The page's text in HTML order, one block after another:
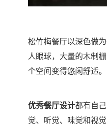
松竹梅餐厅以深色做
人眼球，大量的木制
个空间变得悠闲舒适。
优秀餐厅设计都有自
觉、听觉、味觉和视